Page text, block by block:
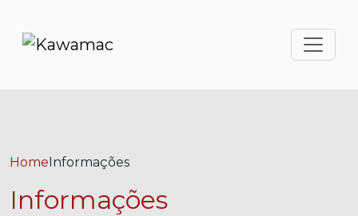
HomeInformações
Informações